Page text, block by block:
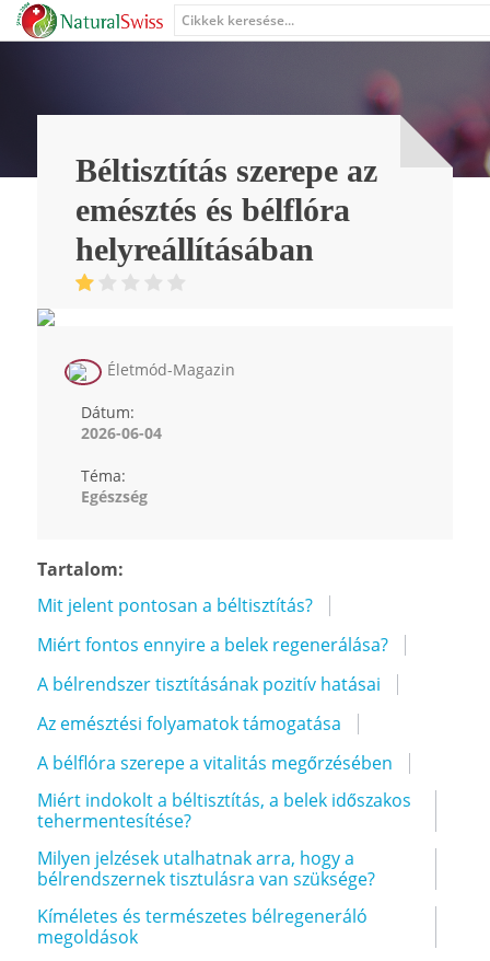
Béltisztítás szerepe az
emésztés és bélflóra
helyreállításában
Életmód-Magazin
Dátum:
2026-06-04
Téma:
Egészség
Tartalom:
Mit jelent pontosan a béltisztítás?
Miért fontos ennyire a belek regenerálása?
A bélrendszer tisztításának pozitív hatásai
Az emésztési folyamatok támogatása
A bélflóra szerepe a vitalitás megőrzésében
Miért indokolt a béltisztítás, a belek időszakos
tehermentesítése?
Milyen jelzések utalhatnak arra, hogy a
bélrendszernek tisztulásra van szüksége?
Kíméletes és természetes bélregeneráló
megoldások